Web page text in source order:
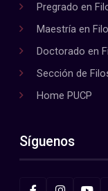
Pregrado en
Maestría en
Doctorado en
Sección de
Home PUCP
Síguenos